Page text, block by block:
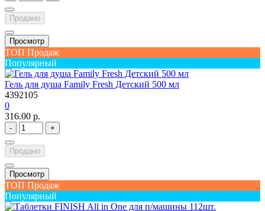
Продано
Просмотр
ТОП Продаж
Популярный
Гель для душа Family Fresh Детский 500 мл
4392105
0
316.00 р.
- +
Продано
Просмотр
ТОП Продаж
Популярный